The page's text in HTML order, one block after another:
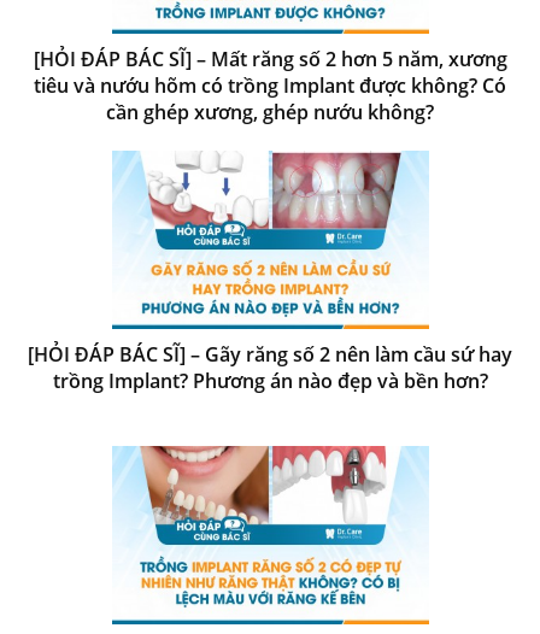
[HỎI ĐÁP BÁC SĨ] – Mất răng số 2 hơn 5 năm, xương
tiêu và nướu hõm có trồng Implant được không? Có
cần ghép xương, ghép nướu không?
[HỎI ĐÁP BÁC SĨ] – Gãy răng số 2 nên làm cầu sứ hay
trồng Implant? Phương án nào đẹp và bền hơn?